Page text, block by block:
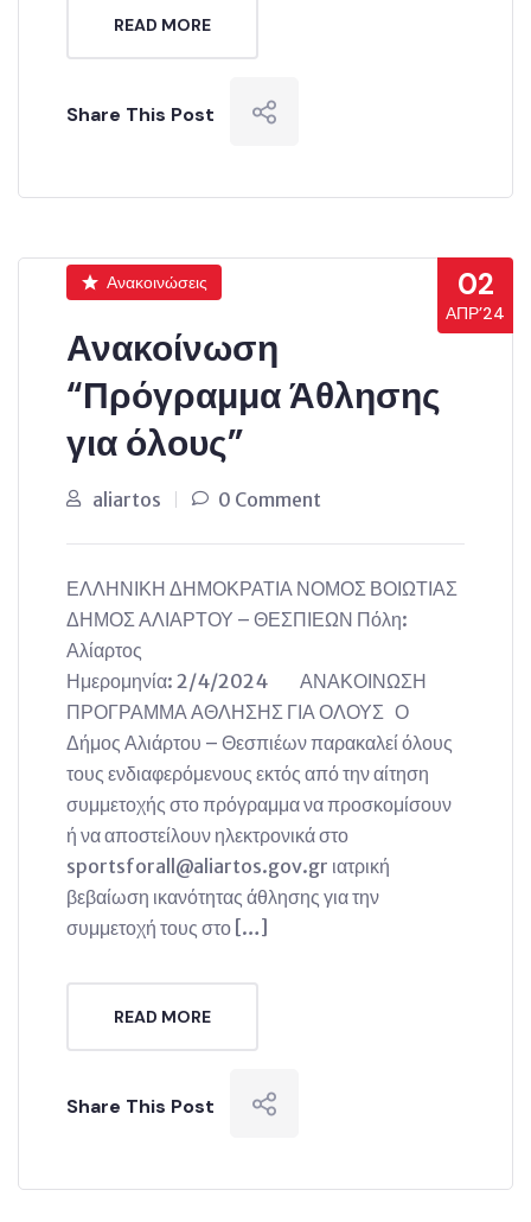
READ MORE
Share This Post
02
ΑΠΡ’24
Ανακοινώσεις
Ανακοίνωση
“Πρόγραμμα Άθλησης
για όλους”
aliartos 0 Comment
ΕΛΛΗΝΙΚΗ ΔΗΜΟΚΡΑΤΙΑ ΝΟΜΟΣ ΒΟΙΩΤΙΑΣ
ΔΗΜΟΣ ΑΛΙΑΡΤΟΥ – ΘΕΣΠΙΕΩΝ Πόλη:
Αλίαρτος
Ημερομηνία: 2/4/2024 ΑΝΑΚΟΙΝΩΣΗ
ΠΡΟΓΡΑΜΜΑ ΑΘΛΗΣΗΣ ΓΙΑ ΟΛΟΥΣ Ο
Δήμος Αλιάρτου – Θεσπιέων παρακαλεί όλους
τους ενδιαφερόμενους εκτός από την αίτηση
συμμετοχής στο πρόγραμμα να προσκομίσουν
ή να αποστείλουν ηλεκτρονικά στο
sportsforall@aliartos.gov.gr ιατρική
βεβαίωση ικανότητας άθλησης για την
συμμετοχή τους στο […]
READ MORE
Share This Post